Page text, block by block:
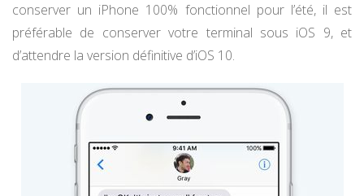
conserver un iPhone 100% fonctionnel pour l’été, il est
préférable de conserver votre terminal sous iOS 9, et
d’attendre la version définitive d’iOS 10.